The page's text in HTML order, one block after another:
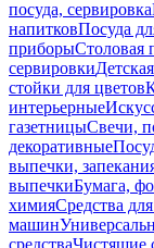
посуда, сервировка
напитковПосуда
приборыСтоловая
сервировки
стойки для цветов
интерьерные
газетницыСвечи,
декоративные
выпечки,
выпечкиБумага,
химияСредства
машин
средстваЧистящие